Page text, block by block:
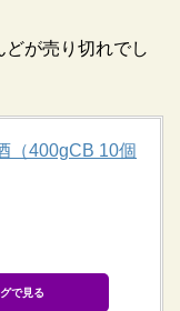
が売り切れでし
（400gCB 10個
で見る